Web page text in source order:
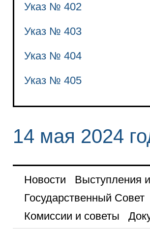
Указ № 402
Указ № 403
Указ № 404
Указ № 405
14 мая 2024
Новости
Выступления
Государственный Совет
Комиссии и советы